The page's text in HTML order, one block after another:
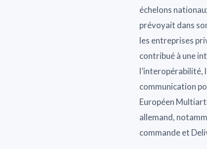
échelons
prévoyait dans
les entreprises
contribué à une
l’interopérabilité,
communication
Européen
allemand,
commande et